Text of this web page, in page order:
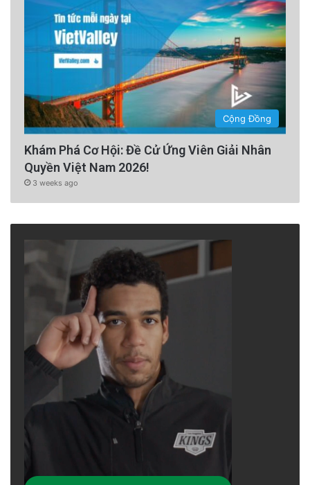
Cộng Đồng
Khám Phá Cơ Hội: Đề Cử Ứng Viên Giải Nhân
Quyền Việt Nam 2026!
3 weeks ago